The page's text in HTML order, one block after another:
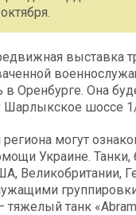
выставка
Оренбурге. Она
Шарлыкское шоссе
могут
Украине.
Великобритании,
тяжелый танк